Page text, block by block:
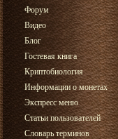
Форум
Видео
Блог
Гостевая книга
Криптобиология
Информации о монетах
Экспресс меню
Статьи пользователей
Словарь терминов